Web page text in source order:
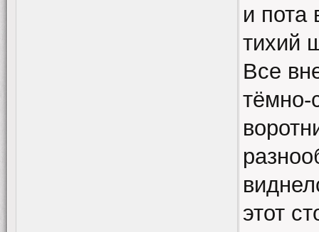
и пота
тихий
Все
этот